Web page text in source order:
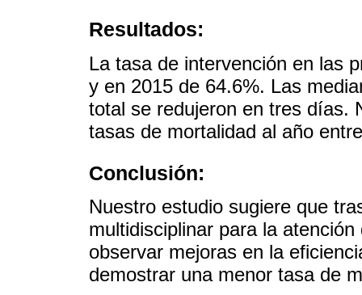
Resultados:
La tasa de intervención en las
y en 2015 de 64.6%. Las
total se redujeron en tres días.
tasas de mortalidad al año
Conclusión:
Nuestro estudio sugiere que
multidisciplinar para la
observar mejoras en la
demostrar una menor tasa de